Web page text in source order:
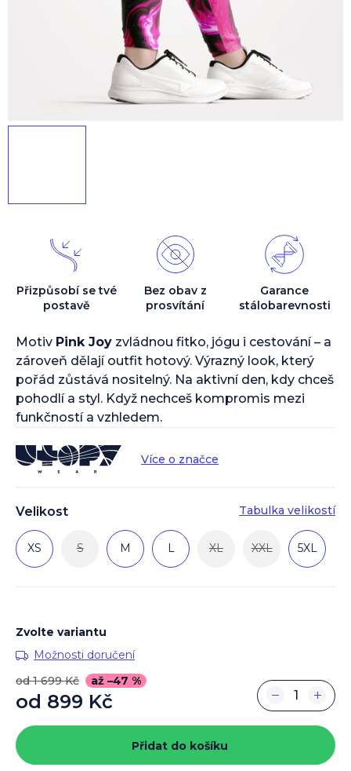
Velikost Tabulka velikostí
XS S M L XL XXL 5XL
Motiv Pink Joy zvládnou fitko, jógu i cestování – a
zároveň dělají outfit hotový. Výrazný look, který
pořád zůstává nositelný. Na aktivní den, kdy chceš
pohodlí a styl. Když nechceš kompromis mezi
funkčností a vzhledem.
Více o značce
Přizpůsobí se tvé
postavě
Bez obav z
prosvítání
Garance
stálobarevnosti
Zvolte variantu
Možnosti doručení
od 1 699 Kč
až –47 %
od 899 Kč
cena:
+
−
Přidat do košíku